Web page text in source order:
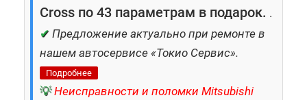
Cross по 43 параметрам в подарок. .
✔ Предложение актуально при ремонте в
нашем автосервисе «Токио Сервис».
Подробнее
💡 Неисправности и поломки Mitsubishi